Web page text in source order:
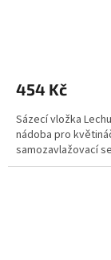
454 Kč
Sázecí vložka
nádoba pro
samozavlažovací